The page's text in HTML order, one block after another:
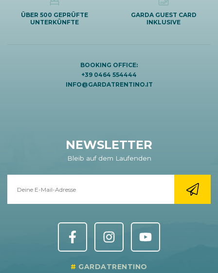
ÜBER 500 GEPRÜFTE
UNTERKÜNFTE
GARDA GUEST CARD
INKLUSIVE
BOOKING OFFICE:
+39 0464 554444
INFO@GARDATRENTINO.IT
NEWSLETTER
Bleib auf dem Laufenden
GARDATRENTINO